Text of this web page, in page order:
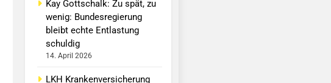
Kay Gottschalk: Zu spät, zu
wenig: Bundesregierung
bleibt echte Entlastung
schuldig
14. April 2026
LKH Krankenversicherung